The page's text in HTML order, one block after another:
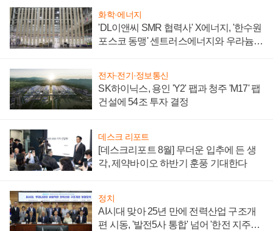
화학·에너지
'DL이앤씨 SMR 협력사' X에너지, '한수원
포스코 동맹' 센트러스에너지와 우라늄
전자·전기·정보통신
SK하이닉스, 용인 'Y2' 팹과 청주 'M17' 팹
건설에 54조 투자 결정
데스크 리포트
[데스크리포트 8월] 무더운 입추에 든 생
각, 제약바이오 하반기 훈풍 기대한다
정치
AI시대 맞아 25년 만에 전력산업 구조개
편 시동, '발전5사 통합' 넘어 '한전 지주사'